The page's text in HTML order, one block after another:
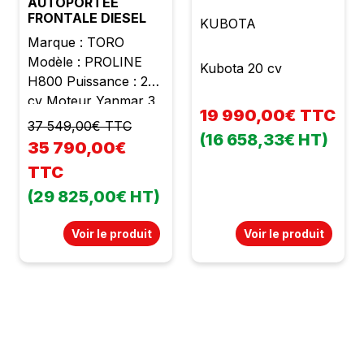
hydrostatique 4 roues
motrices État neuf
Garantie 2 ans TVA
récupérable Prix :
85890,00 € TTC soit
kit homologation
route
FRONTALE DIESEL
Marque : TORO
Modèle : PROLINE
H800 Puissance : 26
cv Moteur Yanmar 3
cylindres Cylindrée :
1126 cc Largeur de
coupe : 126 cm
Bennage à hauteur
jusqu'à 195 cm
Homologué route
Coupe frontale
37 549,00€ TTC
35 790,00€
TTC
(29 825,00€ HT)
Voir le produit
KUBOTA
Kubota 20 cv
19 990,00€ TTC
(16 658,33€ HT)
Voir le produit